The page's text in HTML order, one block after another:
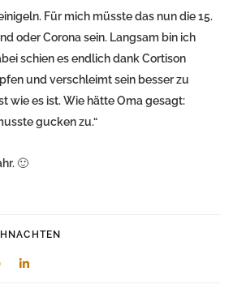
Für mich müsste das nun die 15.
oder Corona sein. Langsam bin ich
schien es endlich dank Cortison
und verschleimt sein besser zu
wie es ist. Wie hätte Oma gesagt:
gucken zu.“
🙂